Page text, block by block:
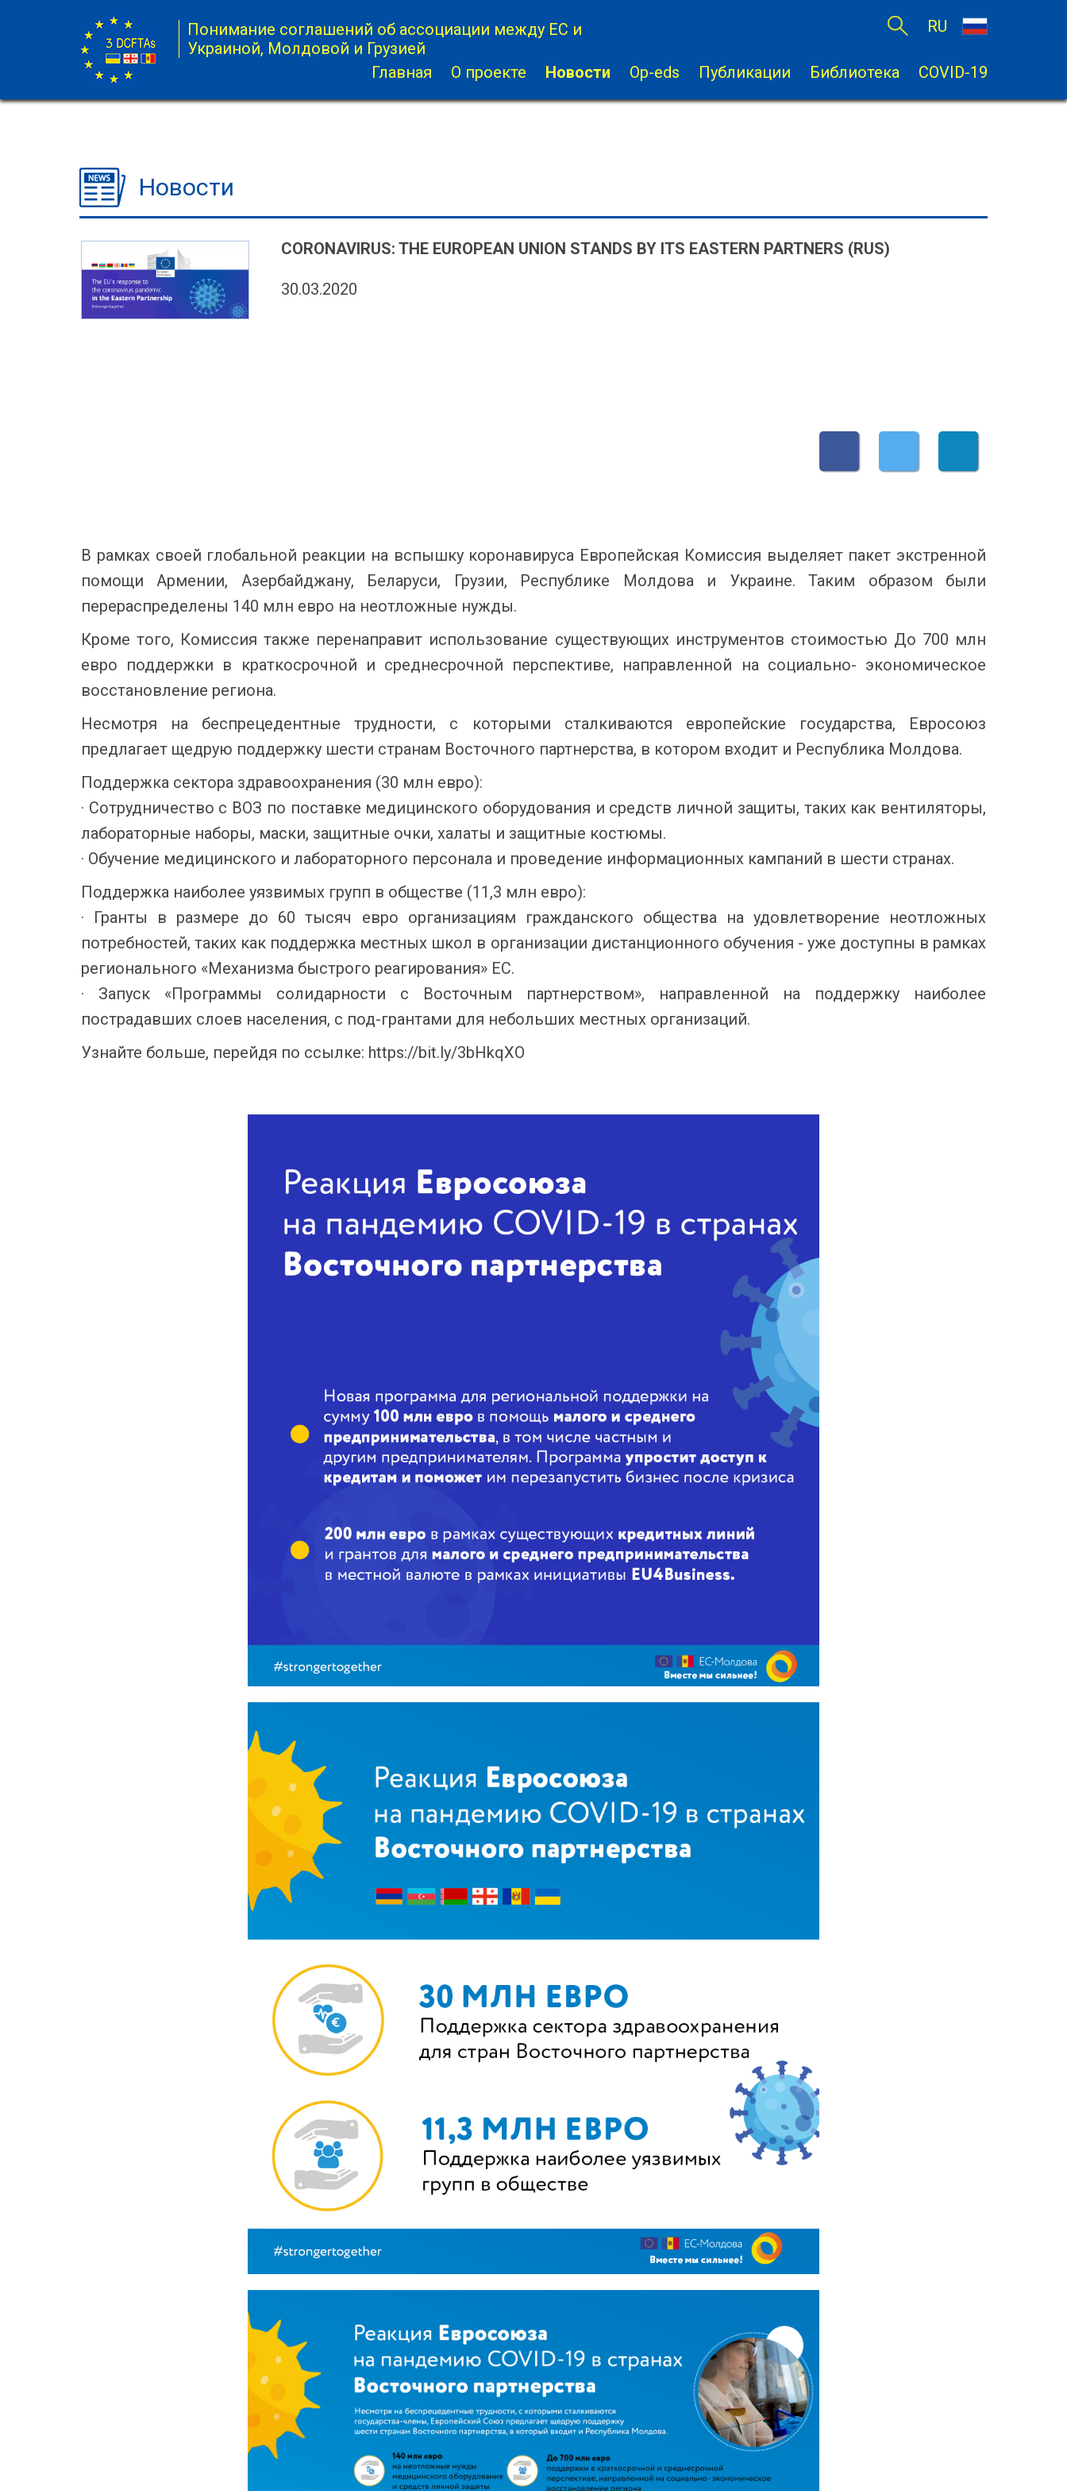
Понимание соглашений об ассоциации между ЕС и
Украиной, Молдовой и Грузией
RU
Главная О проекте Новости Op-eds Публикации Библиотека COVID-19
Новости
CORONAVIRUS: THE EUROPEAN UNION STANDS BY ITS EASTERN PARTNERS (RUS)
30.03.2020
В рамках своей глобальной реакции на вспышку коронавируса Европейская Комиссия выделяет пакет экстренной
помощи Армении, Азербайджану, Беларуси, Грузии, Республике Молдова и Украине. Таким образом были
перераспределены 140 млн евро на неотложные нужды.
Кроме того, Комиссия также перенаправит использование существующих инструментов стоимостью До 700 млн
евро поддержки в краткосрочной и среднесрочной перспективе, направленной на социально- экономическое
восстановление региона.
Несмотря на беспрецедентные трудности, с которыми сталкиваются европейские государства, Евросоюз
предлагает щедрую поддержку шести странам Восточного партнерства, в котором входит и Республика Молдова.
Поддержка сектора здравоохранения (30 млн евро):
· Сотрудничество с ВОЗ по поставке медицинского оборудования и средств личной защиты, таких как вентиляторы,
лабораторные наборы, маски, защитные очки, халаты и защитные костюмы.
· Обучение медицинского и лабораторного персонала и проведение информационных кампаний в шести странах.
Поддержка наиболее уязвимых групп в обществе (11,3 млн евро):
· Гранты в размере до 60 тысяч евро организациям гражданского общества на удовлетворение неотложных
потребностей, таких как поддержка местных школ в организации дистанционного обучения - уже доступны в рамках
регионального «Механизма быстрого реагирования» ЕС.
· Запуск «Программы солидарности c Восточным партнерством», направленной на поддержку наиболее
пострадавших слоев населения, с под-грантами для небольших местных организаций.
Узнайте больше, перейдя по ссылке: https://bit.ly/3bHkqXO